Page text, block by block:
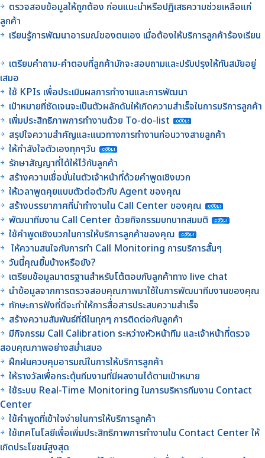
ตรวจสอบข้อมูลให้ถูกต้อง ก่อนแนะนำหรือปฏิเสธความช่วยเหลือแก่
ลูกค้า
เรียนรู้การพัฒนาอารมณ์ของตนเอง เมื่อต้องให้บริการลูกค้าร้องเรียน
เตรียมคำถาม-คำตอบที่ลูกค้ามักจะสอบถามและปรับปรุงให้ทันสมัยอยู่
เสมอ
ใช้ KPIs เพื่อประเมินผลการทำงานและการพัฒนา
เป้าหมายที่ชัดเจนจะเป็นตัวผลักดันให้เกิดความสำเร็จในการบริการลูกค้า
เพิ่มประสิทธิภาพการทำงานด้วย To-do-list
สรุปใจความสำคัญและแนวทางการทำงานก่อนวางสายลูกค้า
ให้กำลังใจตัวเองทุกๆวัน
รักษาสัญญาที่ได้ให้ไว้กับลูกค้า
สร้างความเชื่อมั่นในตัวเจ้าหน้าที่ด้วยคำพูดเชิงบวก
ให้เวลาพูดคุยแบบตัวต่อตัวกับ Agent ของคุณ
สร้างบรรยากาศที่น่าทำงานใน Call Center ของคุณ
พัฒนาทีมงาน Call Center ด้วยกิจกรรมบทบาทสมมติ
ใช้คำพูดเชิงบวกในการให้บริการลูกค้าของคุณ
ให้ความสนใจกับการทำ Call Monitoring การบริการสั้นๆ
วันนี้คุณยิ้มบ้างหรือยัง?
เตรียมข้อมูลมาตรฐานสำหรับโต้ตอบกับลูกค้าทาง live chat
นำข้อมูลจากการตรวจสอบคุณภาพมาใช้ในการพัฒนาทีมงานของคุณ
ทักษะการฟังที่ดีจะทำให้การสื่อสารประสบความสำเร็จ
สร้างความสัมพันธ์ที่ดีในทุกๆ การติดต่อกับลูกค้า
มีกิจกรรม Call Calibration ระหว่างหัวหน้าทีม และเจ้าหน้าที่ตรวจ
สอบคุณภาพอย่างสม่ำเสมอ
ฝึกฝนควบคุมอารมณ์ในการให้บริการลูกค้า
ให้รางวัลเพื่อกระตุ้นทีมงานที่มีผลงานได้ตามเป้าหมาย
ใช้ระบบ Real-Time Monitoring ในการบริหารทีมงาน Contact
Center
ใช้คำพูดที่เข้าใจง่ายในการให้บริการลูกค้า
ใช้เทคโนโลยีเพื่อเพิ่มประสิทธิภาพการทำงานใน Contact Center ให้
เกิดประโยชน์สูงสุด